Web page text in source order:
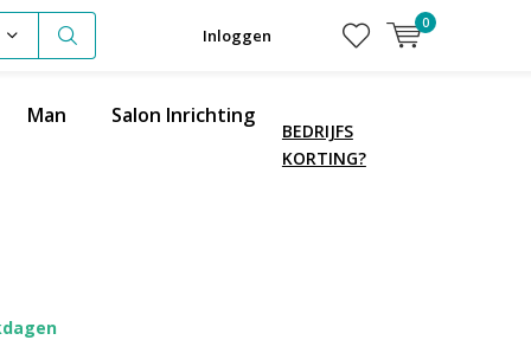
Inloggen
0
Man Salon Inrichting
BEDRIJFS
KORTING?